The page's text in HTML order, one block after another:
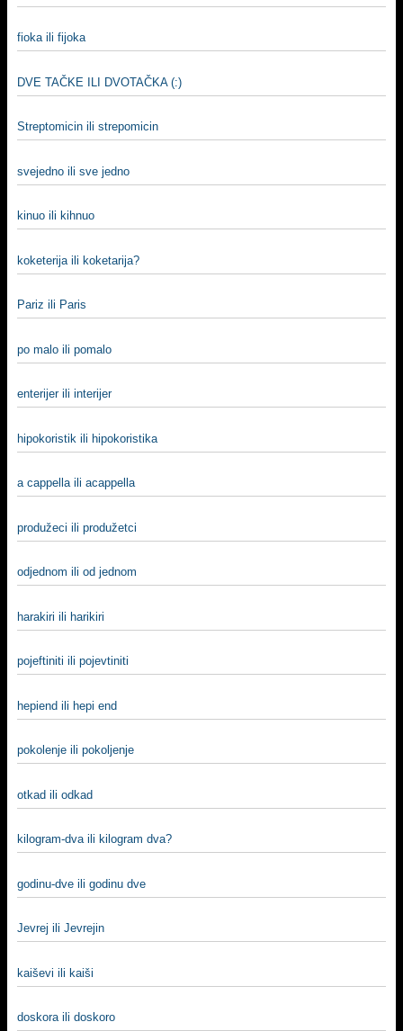
fioka ili fijoka
DVE TAČKE ILI DVOTAČKA (:)
Streptomicin ili strepomicin
svejedno ili sve jedno
kinuo ili kihnuo
koketerija ili koketarija?
Pariz ili Paris
po malo ili pomalo
enterijer ili interijer
hipokoristik ili hipokoristika
a cappella ili acappella
produžeci ili produžetci
odjednom ili od jednom
harakiri ili harikiri
pojeftiniti ili pojevtiniti
hepiend ili hepi end
pokolenje ili pokoljenje
otkad ili odkad
kilogram-dva ili kilogram dva?
godinu-dve ili godinu dve
Jevrej ili Jevrejin
kaiševi ili kaiši
doskora ili doskoro